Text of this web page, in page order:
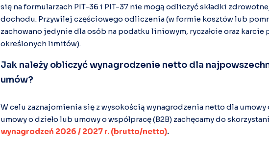
się na formularzach PIT-36 i PIT-37 nie mogą odliczyć składki
dochodu. Przywilej częściowego odliczenia (w formie kosztów lub
zachowano jedynie dla osób na podatku liniowym, ryczałcie oraz karcie
określonych limitów).
Jak należy obliczyć wynagrodzenie netto dla
umów?
W celu zaznajomienia się z wysokością wynagrodzenia netto dla umowy
umowy o dzieło lub umowy o współpracę (B2B) zachęcamy do
wynagrodzeń 2026 / 2027 r. (brutto/netto).